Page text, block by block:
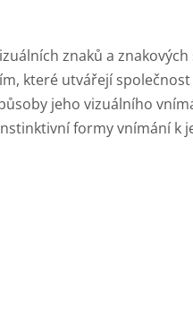
znaků a znakových
které utvářejí
jeho vizuálního
formy vnímání k